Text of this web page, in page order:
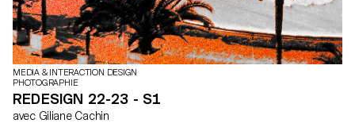
MEDIA & INTERACTION DESIGN
PHOTOGRAPHIE
REDESIGN 22-23 - S1
avec Giliane Cachin